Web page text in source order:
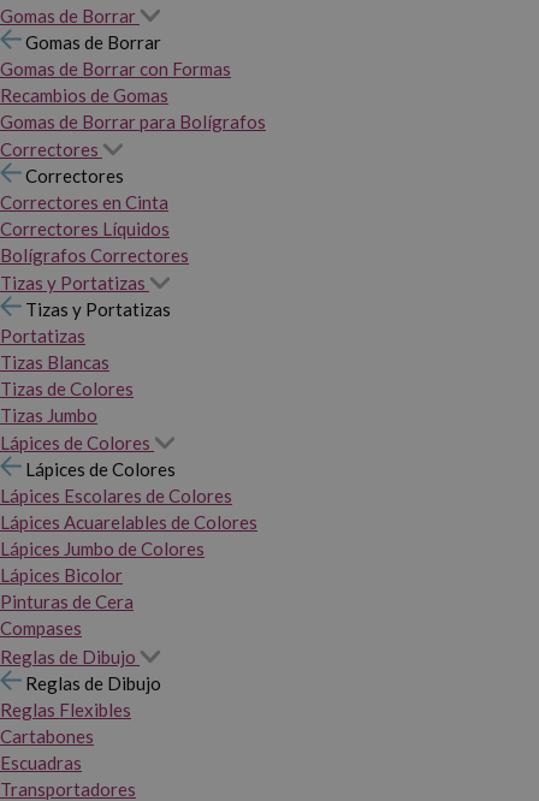
Gomas de Borrar
Gomas de Borrar
Gomas de Borrar con Formas
Recambios de Gomas
Gomas de Borrar para Bolígrafos
Correctores
Correctores
Correctores en Cinta
Correctores Líquidos
Bolígrafos Correctores
Tizas y Portatizas
Tizas y Portatizas
Portatizas
Tizas Blancas
Tizas de Colores
Tizas Jumbo
Lápices de Colores
Lápices de Colores
Lápices Escolares de Colores
Lápices Acuarelables de Colores
Lápices Jumbo de Colores
Lápices Bicolor
Pinturas de Cera
Compases
Reglas de Dibujo
Reglas de Dibujo
Reglas Flexibles
Cartabones
Escuadras
Transportadores